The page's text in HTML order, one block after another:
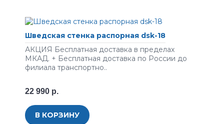
Шведская стенка распорная dsk-18
АКЦИЯ Бесплатная доставка в пределах
МКАД. + Бесплатная доставка по России до
филиала транспортно..
22 990 р.
В КОРЗИНУ